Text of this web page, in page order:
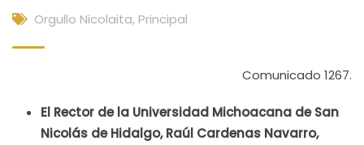
Orgullo Nicolaita, Principal
Comunicado 1267.
El Rector de la Universidad Michoacana de San
Nicolás de Hidalgo, Raúl Cardenas Navarro,